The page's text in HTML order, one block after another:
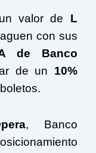
valor de L
con sus
de Banco
de un 10%
, Banco